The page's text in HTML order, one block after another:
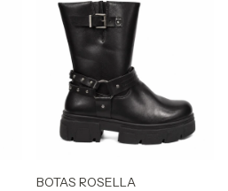
BOTAS ROSELLA